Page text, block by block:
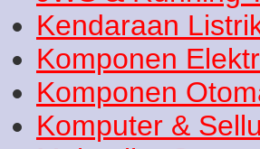
Kendaraan
Komponen
Komponen
Komputer &